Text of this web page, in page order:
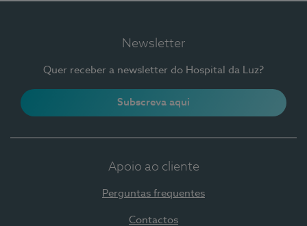
Newsletter
Quer receber a newsletter do Hospital da Luz?
Subscreva aqui
Apoio ao cliente
Perguntas frequentes
Contactos